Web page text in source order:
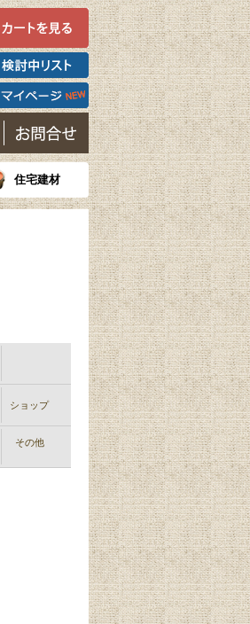
住宅建材
ショップ
その他